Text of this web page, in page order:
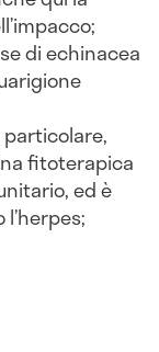
di echinacea
fitoterapica
ed è